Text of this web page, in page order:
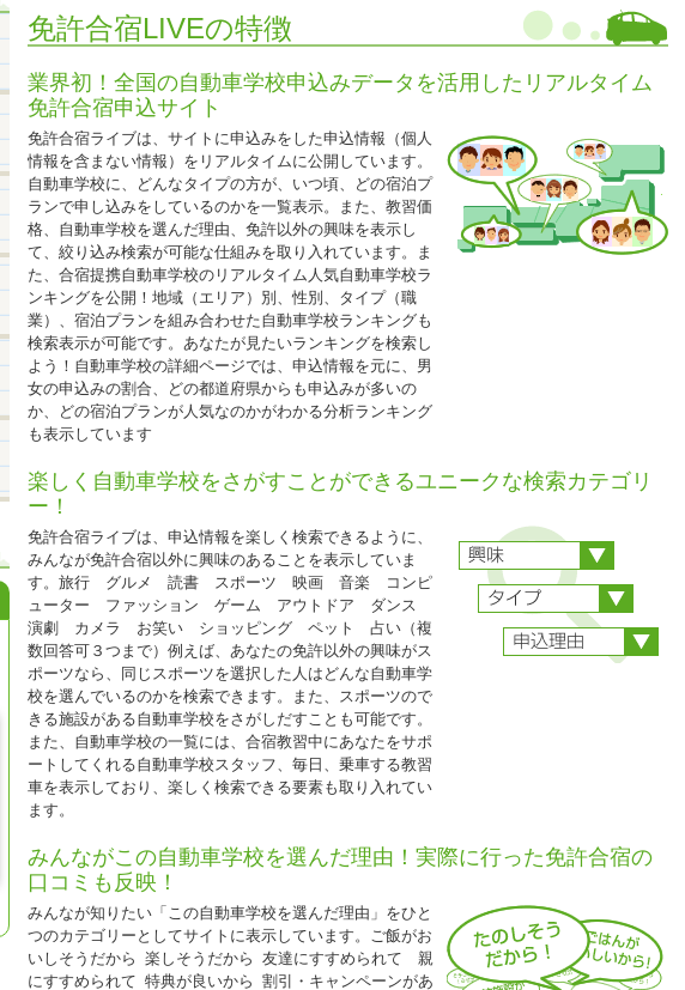
※自動二輪免許所持も同料金となります。
◆仮免許申請交付料金は別途必要です。
2026.05.08
『25歳以下限定 校内宿舎入校日限定キャンペーン！』
◆香川県 かがわ自動車学校◆
『25歳以下限定 校内宿舎入校日限定キャンペーン！』
●入校日
AT車：6月10日・17日、7月8日、10月7日・14日、11月11日・18日
MT車：6月8日・15日、7月6日、10月5日・12日、11月9日・16日
■ツイン（バス・トイレ付）
AT車220,000円（税込242,000円）
MT車247,000円（税込271,700円）
■シングル（バス・トイレ付）
AT車220,000
円（税込242,000円）
MT車247,000円（税込271,700円）
※保証内容は通常プランと同じです。
※グループ割引との併用はできません。
※25歳以下の方限定となります。
※普通二輪免許を所持されている方は税込22,000円引
2026.04.21
『人気のドライビングスクール那珂 入校日限定特割』
◆茨城県 ドライビングスクール那珂◆
『人気のドライビングスクール那珂 入校日限定特割』
25歳以下限定キャンペーン
●入校日：2026年4月10日～7月15日、9月20日～12月31日の期間中の入校日
■自炊シングル・自炊ツイン・自炊トリプル（女性は校内宿舎ソレイユ利用、男性はエリ
オント利用）
235,000円（税込258,500円）
MT車⇒285,000円（税込313,500円）
★25歳以下の学生の方は、上記料金から更に税込11,000円引き!(学生証の持参要)
※普通二輪免許所持の場合も同様の料金です。
※技能教習・技能検定・宿泊食事の保証内容は通常プランと同様です。
免許合宿LIVEの特徴
業界初！全国の自動車学校申込みデータを活用したリアルタイム
免許合宿申込サイト
免許合宿ライブは、サイトに申込みをした申込情報（個人
情報を含まない情報）をリアルタイムに公開しています。
自動車学校に、どんなタイプの方が、いつ頃、どの宿泊プ
ランで申し込みをしているのかを一覧表示。また、教習価
格、自動車学校を選んだ理由、免許以外の興味を表示し
て、絞り込み検索が可能な仕組みを取り入れています。ま
た、合宿提携自動車学校のリアルタイム人気自動車学校ラ
ンキングを公開！地域（エリア）別、性別、タイプ（職
業）、宿泊プランを組み合わせた自動車学校ランキングも
検索表示が可能です。あなたが見たいランキングを検索し
よう！自動車学校の詳細ページでは、申込情報を元に、男
女の申込みの割合、どの都道府県からも申込みが多いの
か、どの宿泊プランが人気なのかがわかる分析ランキング
も表示しています
楽しく自動車学校をさがすことができるユニークな検索カテゴリ
ー！
免許合宿ライブは、申込情報を楽しく検索できるように、
みんなが免許合宿以外に興味のあることを表示していま
す。旅行 グルメ 読書 スポーツ 映画 音楽 コンピ
ューター ファッション ゲーム アウトドア ダンス
演劇 カメラ お笑い ショッピング ペット 占い（複
数回答可３つまで）例えば、あなたの免許以外の興味がス
ポーツなら、同じスポーツを選択した人はどんな自動車学
校を選んでいるのかを検索できます。また、スポーツので
きる施設がある自動車学校をさがしだすことも可能です。
また、自動車学校の一覧には、合宿教習中にあなたをサポ
ートしてくれる自動車学校スタッフ、毎日、乗車する教習
車を表示しており、楽しく検索できる要素も取り入れてい
ます。
みんながこの自動車学校を選んだ理由！実際に行った免許合宿の
口コミも反映！
みんなが知りたい「この自動車学校を選んだ理由」をひと
つのカテゴリーとしてサイトに表示しています。ご飯がお
いしそうだから 楽しそうだから 友達にすすめられて 親
にすすめられて 特典が良いから 割引・キャンペーンがあ